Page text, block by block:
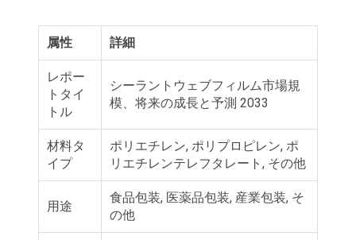
属性 詳細
レポー
トタイ
トル
シーラントウェブフィルム市場規
模、将来の成長と予測 2033
材料タ
イプ
ポリエチレン, ポリプロピレン, ポ
リエチレンテレフタレート, その他
用途
食品包装, 医薬品包装, 産業包装, そ
の他